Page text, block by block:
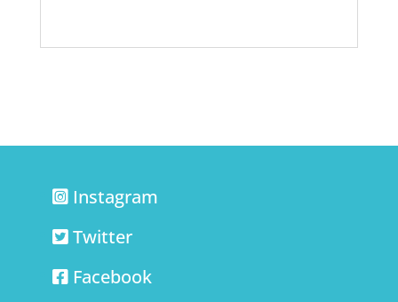
Instagram
Twitter
Facebook